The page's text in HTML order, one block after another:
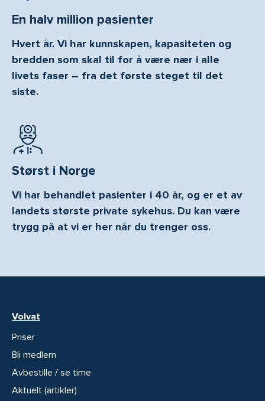
En halv million pasienter
Hvert år. Vi har kunnskapen, kapasiteten og
bredden som skal til for å være nær i alle
livets faser – fra det første steget til det
siste.
Størst i Norge
Vi har behandlet pasienter i 40 år, og er et av
landets største private sykehus. Du kan være
trygg på at vi er her når du trenger oss.
Volvat
Priser
Bli medlem
Avbestille / se time
Aktuelt (artikler)